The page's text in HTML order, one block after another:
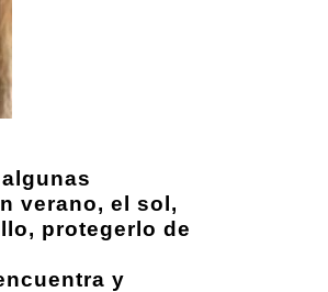
verano, el sol,
protegerlo de
y